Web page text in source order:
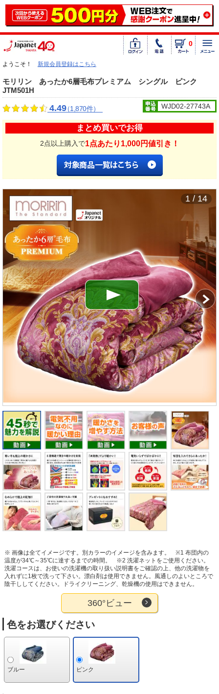
0
ようこそ！ 新規会員登録はこちら
モリリン あったか6層毛布プレミアム シングル ピンク
JTM501H
4.49（1,870件） WJD02-27743A
まとめ買いでお得
2点以上購入で1点あたり1,000円値引き！
1 / 14
※ 画像は全てイメージです。別カラーのイメージを含みます。
※1 布団内の
温度が34℃～35℃に達するまでの時間。
※2 洗濯ネットをご使用ください。
洗濯コースは、お使いの洗濯機の取り扱い説明書をご確認の上、他の洗濯物を
入れずに1枚で洗って下さい。漂白剤は使用できません。風通しのよいところで
陰干ししてください。ドライクリーニング、乾燥機の使用はできません。
360°ビュー
色をお選びください
ブルー ピンク